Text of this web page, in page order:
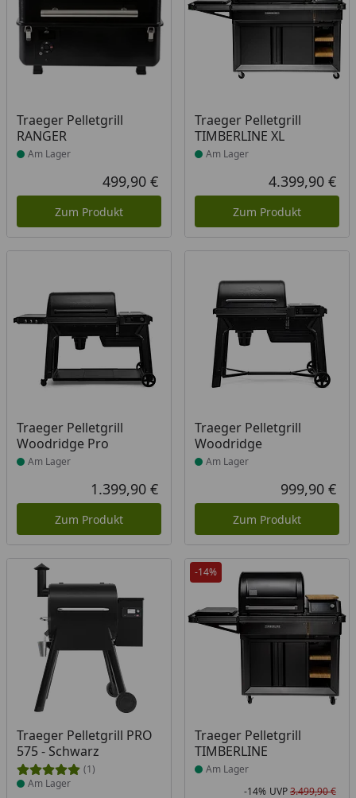
Traeger Pelletgrill
RANGER
Produkt am Lager
Am Lager
Aktueller Preis
499,90 €
Zum Produkt
Traeger Pelletgrill
TIMBERLINE XL
Produkt am Lager
Am Lager
4.399,90 €
Zum Produkt
Traeger Pelletgrill
Woodridge Pro
Produkt am Lager
Am Lager
Aktueller Preis
1.399,90 €
Zum Produkt
Traeger Pelletgrill
Woodridge
Produkt am Lager
Am Lager
999,90 €
Zum Produkt
Traeger Pelletgrill PRO
575 - Schwarz
(1)
Produkt am Lager
Am Lager
-14%
Traeger Pelletgrill
TIMBERLINE
Produkt am Lager
Am Lager
-14% UVP3.499,90 €